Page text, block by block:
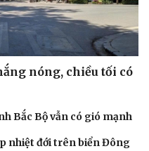
nóng, chiều tối có
Bắc Bộ vẫn có gió mạnh
nhiệt đới trên biển Đông